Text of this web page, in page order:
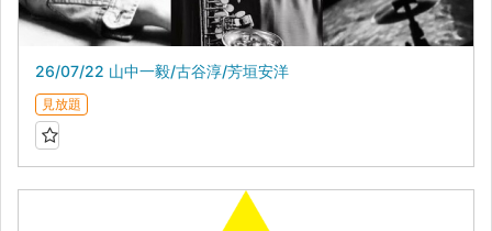
26/07/22 山中一毅/古谷淳/芳垣安洋
見放題